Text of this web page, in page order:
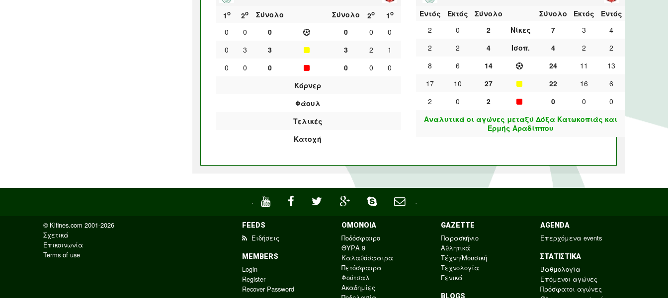
1ο 2ο Σύνολο Σύνολο 2ο 1ο
0 0 0 0 0
0
0
3 3 3 2
1
0
0 0 0 0
0
Κόρνερ
Φάουλ
Τελικές
Κατοχή
Εντός Εκτός Σύνολο Σύνολο Εκτός
Εντός
2
0 2 Νίκες 7 3
4
2
2 4 Ισοπ. 4 2
2
8
6 14 24 11
13
17
10 27 22 16
6
2
0 2 0 0
0
Αναλυτικά οι αγώνες μεταξύ Δόξα Κατωκοπιάς και
Ερμής Αραδίππου
· ·
© Kifines.com 2001-2026
Σχετικά
Επικοινωνία
Terms of use
FEEDS
Ειδήσεις
MEMBERS
Login
Register
Recover Password
ΟΜΟΝΟΙΑ
Ποδόσφαιρο
ΘΥΡΑ 9
Καλαθόσφαιρα
Πετόσφαιρα
Φούτσαλ
Ακαδημίες
GAZETTE
Παρασκήνιο
Αθλητικά
Τέχνη/Μουσική
Τεχνολογία
Γενικά
BLOGS
AGENDA
Επερχόμενα events
ΣΤΑΤΙΣΤΙΚΑ
Βαθμολογία
Επόμενοι αγώνες
Πρόσφατοι αγώνες